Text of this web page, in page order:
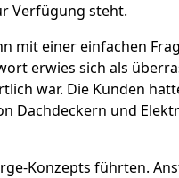
Verfügung steht.
mit einer einfachen
erwies sich als
war. Die Kunden
Dachdeckern und
Konzepts führten.